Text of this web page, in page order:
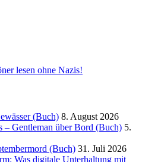
(Buch) 8. August 2026
– Gentleman über Bord (Buch) 5.
(Buch) 31. Juli 2026
Was digitale Unterhaltung mit